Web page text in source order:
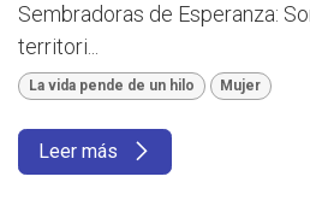
Sembradoras de Esperanza:
territori...
La vida pende de un hilo Mujer
Leer más